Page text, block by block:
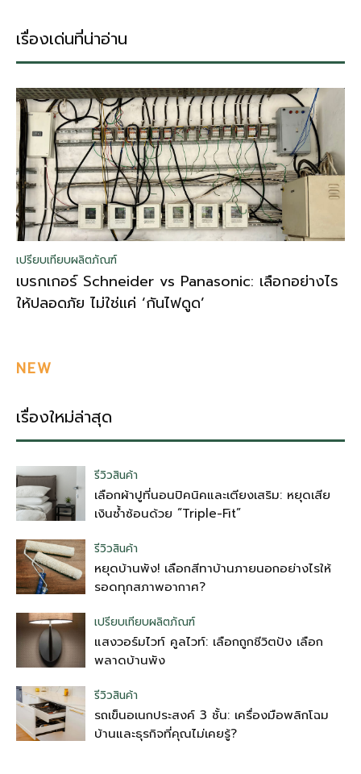
เรื่องเด่นที่น่าอ่าน
เปรียบเทียบผลิตภัณฑ์
เบรกเกอร์ Schneider vs Panasonic: เลือกอย่างไร
ให้ปลอดภัย ไม่ใช่แค่ ‘กันไฟดูด’
NEW
เรื่องใหม่ล่าสุด
รีวิวสินค้า
เลือกผ้าปูที่นอนปิคนิคและเตียงเสริม: หยุดเสีย
เงินซ้ำซ้อนด้วย “Triple-Fit”
รีวิวสินค้า
หยุดบ้านพัง! เลือกสีทาบ้านภายนอกอย่างไรให้
รอดทุกสภาพอากาศ?
เปรียบเทียบผลิตภัณฑ์
แสงวอร์มไวท์ คูลไวท์: เลือกถูกชีวิตปัง เลือก
พลาดบ้านพัง
รีวิวสินค้า
รถเข็นอเนกประสงค์ 3 ชั้น: เครื่องมือพลิกโฉม
บ้านและธุรกิจที่คุณไม่เคยรู้?